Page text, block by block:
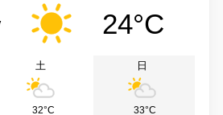
24°C
土
32°C
日
33°C